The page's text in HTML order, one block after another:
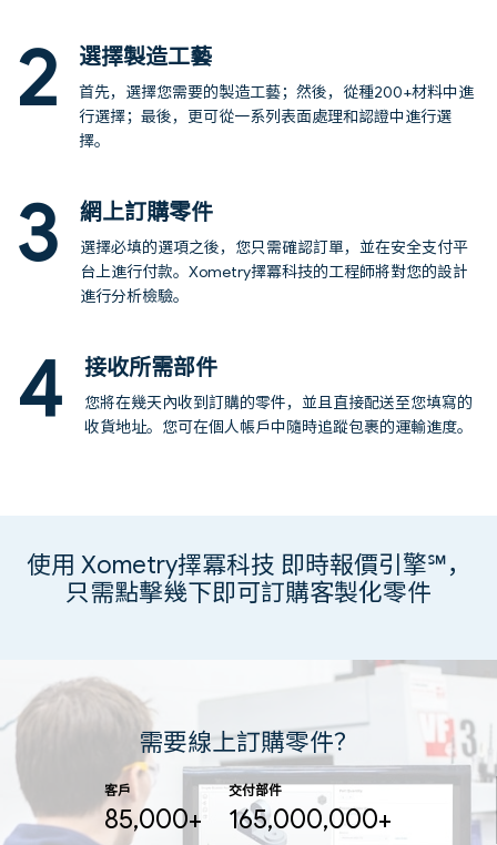
2 選擇製造工藝
首先，選擇您需要的製造工藝；然後，從種200+材料中進
行選擇；最後，更可從一系列表面處理和認證中進行選
擇。
3 網上訂購零件
選擇必填的選項之後，您只需確認訂單，並在安全支付平
台上進行付款。Xometry擇冪科技的工程師將對您的設計
進行分析檢驗。
4 接收所需部件
您將在幾天內收到訂購的零件，並且直接配送至您填寫的
收貨地址。您可在個人帳戶中隨時追蹤包裹的運輸進度。
使用 Xometry擇冪科技 即時報價引擎℠，
只需點擊幾下即可訂購客製化零件
需要線上訂購零件？
客戶
85,000+
交付部件
165,000,000+